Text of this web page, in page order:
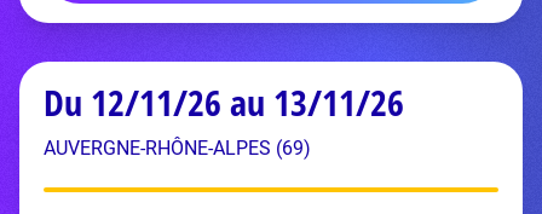
Du 12/11/26 au 13/11/26
AUVERGNE-RHÔNE-ALPES (69)